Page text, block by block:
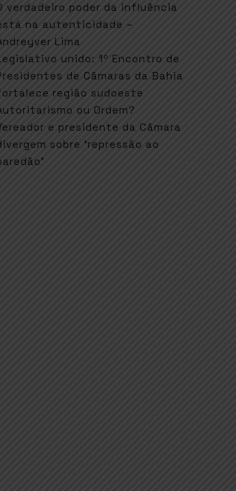
verdadeiro poder da influência
na autenticidade –
Lima
unido: 1º Encontro de
de Câmaras da Bahia
região sudoeste
ou Ordem?
e presidente da Câmara
sobre ‘repressão ao